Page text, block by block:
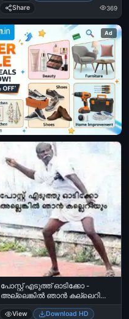
Share
369
Ad
പോസ്റ്റ്‌ എടുത്ത് ഓടിക്കോ -
അല്ലെങ്കില്‍ ഞാന്‍ കല്ലെറിയും
- Odikko Allenkil Njaan Kalleriyum
View
Download HD